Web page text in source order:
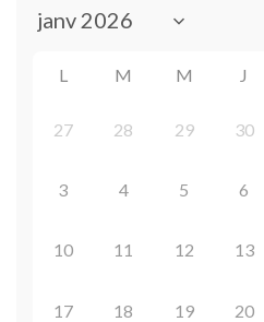
L M M J
27 28 29 30
3 4 5 6
10 11 12 13
17 18 19 20